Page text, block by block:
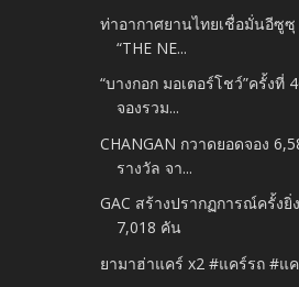
ท่าอากาศยานไทยเชื่อมั่นอีซูซุ
“THE NE...
“บางกอก มอเตอร์โชว์”ครั้งที่
จองรวม...
CHANGAN กวาดยอดจอง
รางวัล จา...
GAC สร้างปรากฏการณ์ครั้ง
7,018 คัน
ยามาฮ่าแคร์ x2 #แคร์รถ #แ